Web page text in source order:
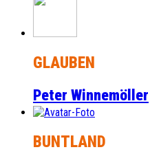
GLAUBEN
Peter Winnemöller
BUNTLAND